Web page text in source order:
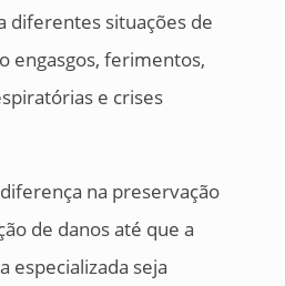
diferentes situações de
engasgos, ferimentos,
e crises
na preservação
de danos até que a
especializada seja